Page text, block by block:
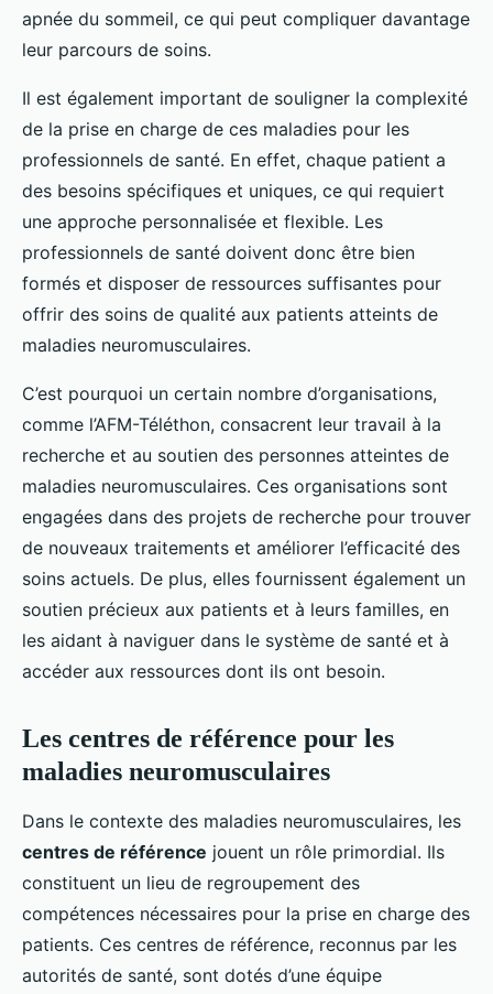
apnée du sommeil, ce qui peut compliquer davantage
leur parcours de soins.
Il est également important de souligner la complexité
de la prise en charge de ces maladies pour les
professionnels de santé. En effet, chaque patient a
des besoins spécifiques et uniques, ce qui requiert
une approche personnalisée et flexible. Les
professionnels de santé doivent donc être bien
formés et disposer de ressources suffisantes pour
offrir des soins de qualité aux patients atteints de
maladies neuromusculaires.
C’est pourquoi un certain nombre d’organisations,
comme l’AFM-Téléthon, consacrent leur travail à la
recherche et au soutien des personnes atteintes de
maladies neuromusculaires. Ces organisations sont
engagées dans des projets de recherche pour trouver
de nouveaux traitements et améliorer l’efficacité des
soins actuels. De plus, elles fournissent également un
soutien précieux aux patients et à leurs familles, en
les aidant à naviguer dans le système de santé et à
accéder aux ressources dont ils ont besoin.
Les centres de référence pour les
maladies neuromusculaires
Dans le contexte des maladies neuromusculaires, les
centres de référence jouent un rôle primordial. Ils
constituent un lieu de regroupement des
compétences nécessaires pour la prise en charge des
patients. Ces centres de référence, reconnus par les
autorités de santé, sont dotés d’une équipe